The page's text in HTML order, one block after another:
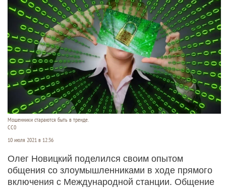
Мошенники стараются быть в тренде.
CC0
10 июля 2021 в 12:36
Олег Новицкий поделился своим опытом
общения со злоумышленниками в ходе прямого
включения с Международной станции. Общение